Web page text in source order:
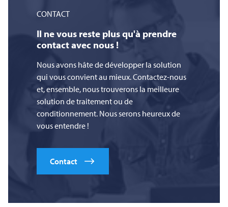
CONTACT
Il ne vous reste plus qu'à prendre
contact avec nous !
Nous avons hâte de développer la solution
qui vous convient au mieux. Contactez-nous
et, ensemble, nous trouverons la meilleure
solution de traitement ou de
conditionnement. Nous serons heureux de
vous entendre !
Contact